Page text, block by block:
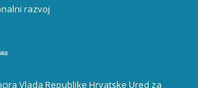
razvoj
Vlada Republike Hrvatske Ured za